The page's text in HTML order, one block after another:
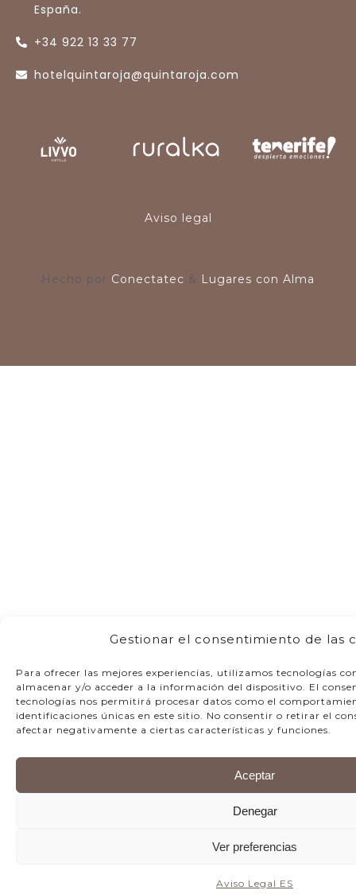
Gestionar el consentimiento de las
Para ofrecer las mejores experiencias, utilizamos tecnologías
almacenar y/o acceder a la información del dispositivo. El
tecnologías nos permitirá procesar datos como el
identificaciones únicas en este sitio. No consentir o retirar el
afectar negativamente a ciertas características y funciones.
Aceptar
Denegar
Ver preferencias
Aviso Legal ES
España.
+34 922 13 33 77
hotelquintaroja@quintaroja.com
Aviso legal
Hecho por Conectatec & Lugares con Alma